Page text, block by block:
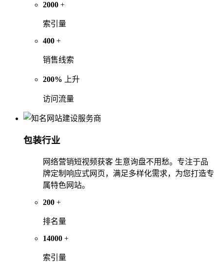
2000 +
索引量
400 +
销售线索
200% 上升
访问流量
包装行业
网络营销短视频获客 生意询盘不用愁。专注于品
牌定制响应式网页，满足多样化需求，为您打造专
属特色网站。
200 +
排名量
14000 +
索引量